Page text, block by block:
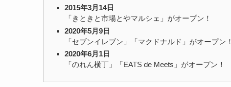
2015年3月14日
「きときと市場とやマルシェ」がオープン！
2020年5月9日
「セブンイレブン」「マクドナルド」がオープン！
2020年6月1日
「のれん横丁」「EATS de Meets」がオープン！